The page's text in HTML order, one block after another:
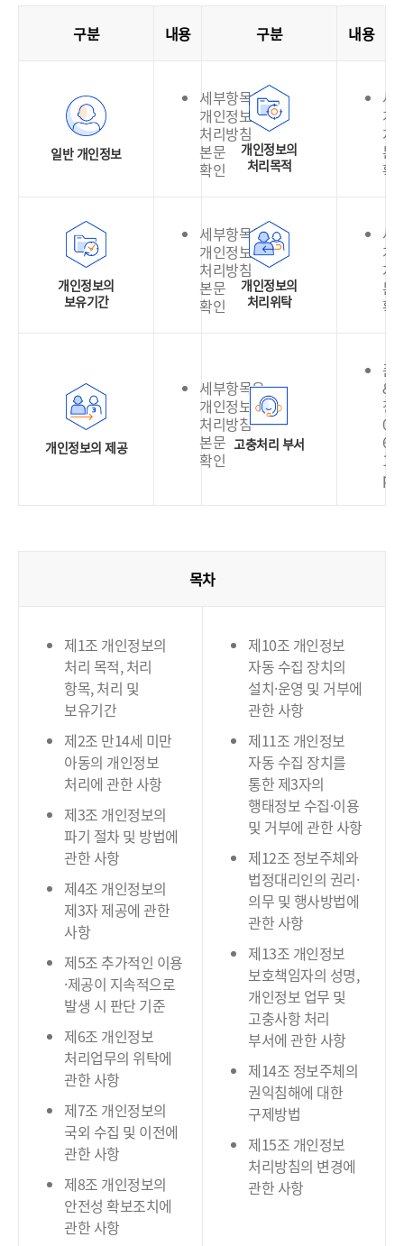
구분 내용 구분 내용
일반 개인정보
세부항목은
개인정보
처리방침
본문
확인
개인정보의
처리목적
세
개
처
본
확
개인정보의
보유기간
세부항목은
개인정보
처리방침
본문
확인
개인정보의
처리위탁
세
개
처
본
확
개인정보의 제공
세부항목은
개인정보
처리방침
본문
확인
고충처리 부서
품
&
정
02-
목차
제1조 개인정보의
처리 목적, 처리
항목, 처리 및
보유기간
제2조 만14세 미만
아동의 개인정보
처리에 관한 사항
제3조 개인정보의
파기 절차 및 방법에
관한 사항
제4조 개인정보의
제3자 제공에 관한
사항
제5조 추가적인 이용
·제공이 지속적으로
발생 시 판단 기준
제6조 개인정보
처리업무의 위탁에
관한 사항
제7조 개인정보의
국외 수집 및 이전에
관한 사항
제8조 개인정보의
안전성 확보조치에
관한 사항
제10조 개인정보
자동 수집 장치의
설치·운영 및 거부에
관한 사항
제11조 개인정보
자동 수집 장치를
통한 제3자의
행태정보 수집·이용
및 거부에 관한 사항
제12조 정보주체와
법정대리인의 권리·
의무 및 행사방법에
관한 사항
제13조 개인정보
보호책임자의 성명,
개인정보 업무 및
고충사항 처리
부서에 관한 사항
제14조 정보주체의
권익침해에 대한
구제방법
제15조 개인정보
처리방침의 변경에
관한 사항